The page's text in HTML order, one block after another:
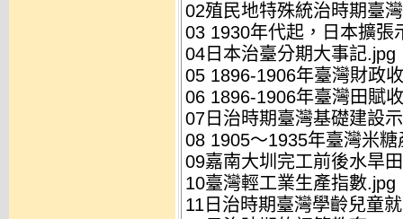
02殖民地特殊統治時期臺
03 1930年代起，日本擴張
04日本治臺分期大事記.jpg
05 1896-1906年臺灣財政
06 1896-1906年臺灣田賦
07日治時期臺灣基礎建設
08 1905～1935年臺灣米
09嘉南大圳完工前後水旱
10臺灣輕工業生產指數.jpg
11日治時期臺灣學齡兒童